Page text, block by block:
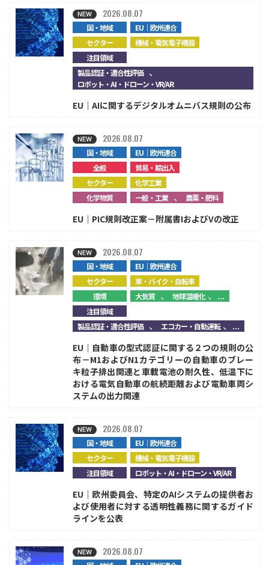
国・地域
EU｜欧州連合
セクター
機械・電気電子機器
注目領域
製品認証・適合性評価 、
ロボット・AI・ドローン・VR/AR
2026.08.07
EU｜AIに関するデジタルオムニバス規則の公布
国・地域
EU｜欧州連合
全般
貿易・輸出入
セクター
化学工業
化学物質
一般・工業 、農薬・肥料
2026.08.07
EU｜PIC規則改正案－附属書IおよびVの改正
国・地域
EU｜欧州連合
セクター
車・バイク・自転車
環境
大気質 、地球温暖化、...
注目領域
製品認証・適合性評価 、エコカー・自動運転、...
2026.08.07
EU｜自動車の型式認証に関する２つの規則の公
布－M1およびN1カテゴリーの自動車のブレー
キ粒子排出関連と車載電池の耐久性、低温下に
おける電気自動車の航続距離および電動車両シ
ステムの出力関連
国・地域
EU｜欧州連合
セクター
機械・電気電子機器
注目領域
ロボット・AI・ドローン・VR/AR
2026.08.07
EU｜欧州委員会、特定のAIシステムの提供者お
よび使用者に対する透明性義務に関するガイド
ラインを公表
2026.08.07